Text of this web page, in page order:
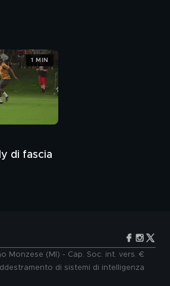
di fascia
1 MIN
Monzese (MI) - Cap. Soc. int. vers. €
di sistemi di intelligenza